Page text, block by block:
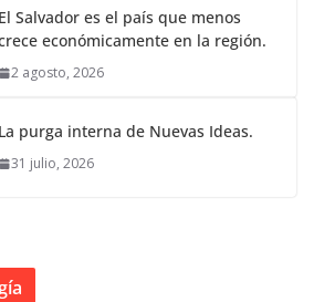
El Salvador es el país que menos
económicamente en la región.
2 agosto, 2026
La purga interna de Nuevas Ideas.
31 julio, 2026